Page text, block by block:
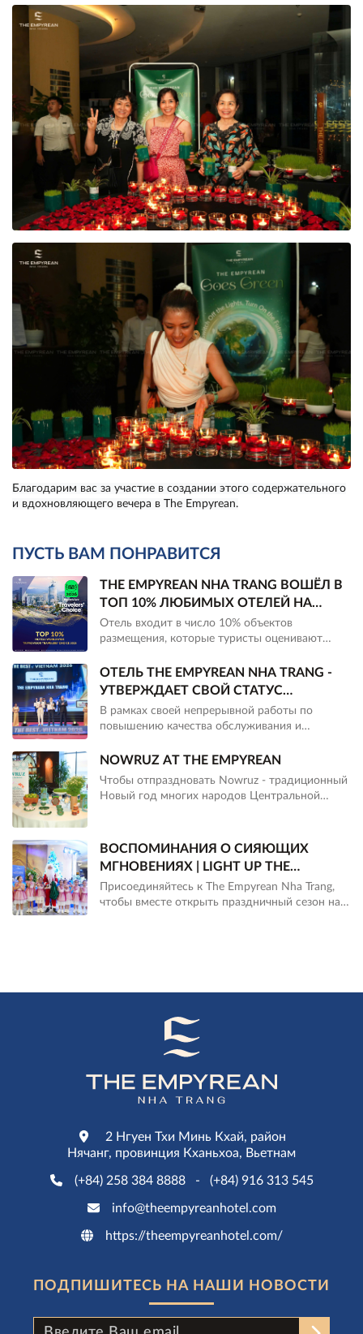
Благодарим вас за участие в создании этого содержательного
и вдохновляющего вечера в The Empyrean.
ПУСТЬ ВАМ ПОНРАВИТСЯ
THE EMPYREAN NHA TRANG ВОШЁЛ В
ТОП 10% ЛЮБИМЫХ ОТЕЛЕЙ НА
TRIPADVISOR
Отель входит в число 10% объектов
размещения, которые туристы оценивают
отмечен на премии Travelers’ Choice 2026.
ОТЕЛЬ THE EMPYREAN NHA TRANG -
УТВЕРЖДАЕТ СВОЙ СТАТУС
ВЕДУЩЕГО ОТЕЛЯ ВО ВЬЕТНАМЕ К
2026 ГОДУ.
В рамках своей непрерывной работы по
повышению качества обслуживания и
курортного туризма Вьетнама, отель The
себе, удостоившись чести войти в десятку
лучших отелей Вьетнама 2026 года на
года.
NOWRUZ AT THE EMPYREAN
Чтобы отпраздновать Nowruz - традиционный
Новый год многих народов Центральной
познакомиться с символами этого значимого
ВОСПОМИНАНИЯ О СИЯЮЩИХ
МГНОВЕНИЯХ | LIGHT UP THE
SAPPHIRE WONDERLAND
Присоединяйтесь к The Empyrean Nha Trang,
чтобы вместе открыть праздничный сезон на
настоящему значимого праздничного
2 Нгуен Тхи Минь Кхай, район
Нячанг, провинция Кханьхоа, Вьетнам
(+84) 258 384 8888 - (+84) 916 313 545
info@theempyreanhotel.com
https://theempyreanhotel.com/
ПОДПИШИТЕСЬ НА НАШИ НОВОСТИ